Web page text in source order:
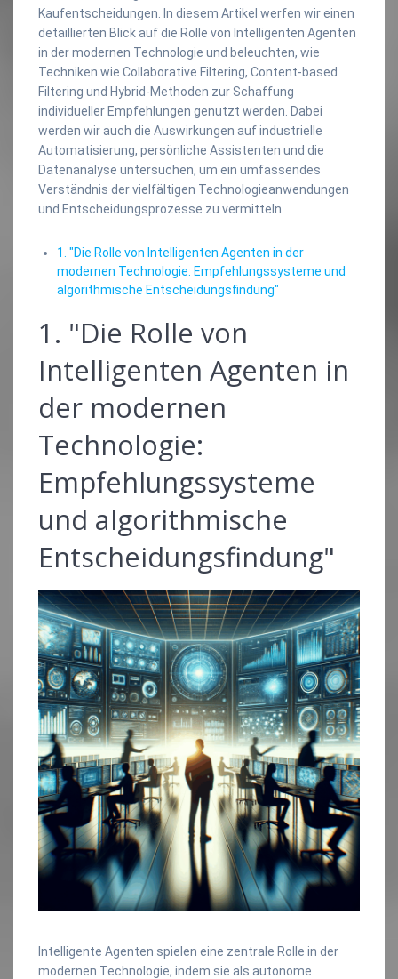
Kaufentscheidungen. In diesem Artikel werfen wir einen
detaillierten Blick auf die Rolle von Intelligenten Agenten
in der modernen Technologie und beleuchten, wie
Techniken wie Collaborative Filtering, Content-based
Filtering und Hybrid-Methoden zur Schaffung
individueller Empfehlungen genutzt werden. Dabei
werden wir auch die Auswirkungen auf industrielle
Automatisierung, persönliche Assistenten und die
Datenanalyse untersuchen, um ein umfassendes
Verständnis der vielfältigen Technologieanwendungen
und Entscheidungsprozesse zu vermitteln.
1. "Die Rolle von Intelligenten Agenten in der
modernen Technologie: Empfehlungssysteme und
algorithmische Entscheidungsfindung"
1. "Die Rolle von
Intelligenten Agenten in
der modernen
Technologie:
Empfehlungssysteme
und algorithmische
Entscheidungsfindung"
Intelligente Agenten spielen eine zentrale Rolle in der
modernen Technologie, indem sie als autonome